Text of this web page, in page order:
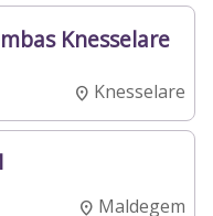
Knesselare
Knesselare
Maldegem